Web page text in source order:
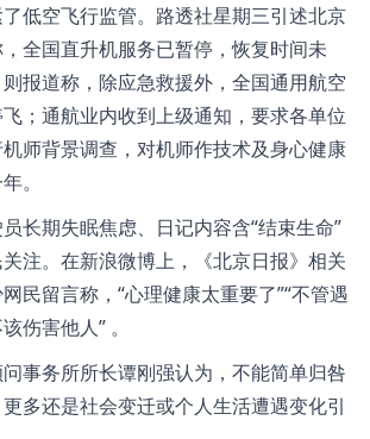
低空飞行监管。路透社星期三引述北京
全国直升机服务已暂停，恢复时间未
报道称，除应急救援外，全国通用航空
；通航业内收到上级通知，要求各单位
师背景调查，对机师作技术及身心健康
。
长期失眠焦虑、日记内容含“结束生命”
注。在新浪微博上，《北京日报》相关
民留言称，“心理健康太重要了”“不管遇
伤害他人” 。
事务所所长谭刚强认为，不能简单归咎
多还是社会变迁或个人生活遭遇变化引